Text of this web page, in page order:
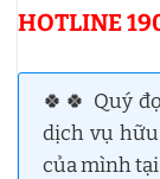
HOTLINE
🍀🍀 Quý
dịch vụ
của mình